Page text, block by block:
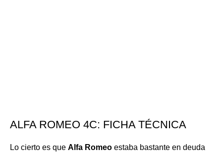
ALFA ROMEO 4C: FICHA TÉCNICA
Lo cierto es que Alfa Romeo estaba bastante en deuda